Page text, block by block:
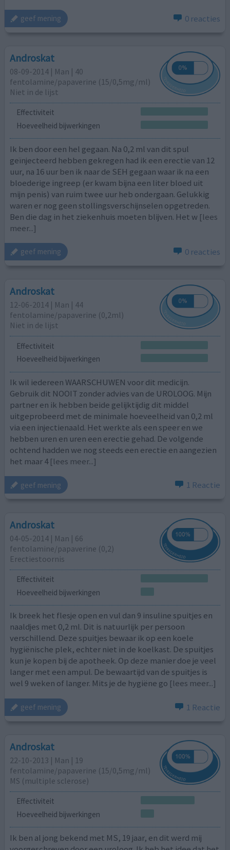
geef mening 0 reacties
Androskat
08-09-2014 | Man | 40
fentolamine/papaverine (15/0,5mg/ml)
Niet in de lijst
Effectiviteit
Hoeveelheid bijwerkingen
Ik ben door een hel gegaan. Na 0,2 ml van dit spul
geïnjecteerd hebben gekregen had ik een erectie van 12
uur, na 16 uur ben ik naar de SEH gegaan waar ik na een
bloederige ingreep (er kwam bijna een liter bloed uit
mijn penis) van ruim twee uur heb ondergaan. Gelukkig
waren er nog geen stollingsverschijnselen opgetreden.
Ben die dag in het ziekenhuis moeten blijven. Het w [lees
meer...]
geef mening 0 reacties
Androskat
12-06-2014 | Man | 44
fentolamine/papaverine (0,2ml)
Niet in de lijst
Effectiviteit
Hoeveelheid bijwerkingen
Ik wil iedereen WAARSCHUWEN voor dit medicijn.
Gebruik dit NOOIT zonder advies van de UROLOOG. Mijn
partner en ik hebben beide gelijktijdig dit middel
uitgeprobeerd met de minimale hoeveelheid van 0,2 ml
via een injectienaald. Het werkte als een speer en we
hebben uren en uren een erectie gehad. De volgende
ochtend hadden we nog steeds een erectie en aangezien
het maar 4 [lees meer...]
geef mening 1 Reactie
Androskat
04-05-2014 | Man | 66
fentolamine/papaverine (0,2)
Erectiestoornis
Effectiviteit
Hoeveelheid bijwerkingen
Ik breek het flesje open en vul dan 9 insuline spuitjes en
naaldjes met 0,2 ml. Dit is natuurlijk per persoon
verschillend. Deze spuitjes bewaar ik op een koele
hygiënische plek, echter niet in de koelkast. De spuitjes
kun je kopen bij de apotheek. Op deze manier doe je veel
langer met een ampul. De bewaartijd van de spuitjes is
wel 9 weken of langer. Mits je de hygiëne go [lees meer...]
geef mening 1 Reactie
Androskat
22-10-2013 | Man | 19
fentolamine/papaverine (15/0,5mg/ml)
MS (multiple sclerose)
Effectiviteit
Hoeveelheid bijwerkingen
Ik ben al jong bekend met MS, 19 jaar, en dit werd mij